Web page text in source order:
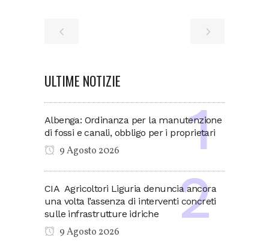
ULTIME NOTIZIE
Albenga: Ordinanza per la manutenzione
di fossi e canali, obbligo per i proprietari
9 Agosto 2026
CIA Agricoltori Liguria denuncia ancora
una volta l’assenza di interventi concreti
sulle infrastrutture idriche
9 Agosto 2026